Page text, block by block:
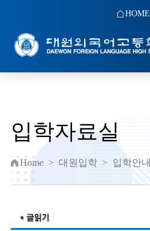
HOME
입학자료실
Home > 대원입학 > 입학안내